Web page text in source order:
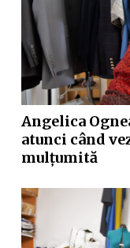
Angelica
atunci când
mulțumită